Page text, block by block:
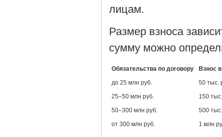
лицам.
Размер взноса
сумму можно
Обязательства по договору
Взнос
до 25 млн руб.
50 тыс.
25–50 млн руб.
150
50–300 млн руб.
500
от 300 млн руб.
1 млн